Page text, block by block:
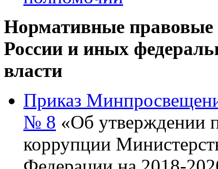
Нормативные
России и иных
власти
Приказ
№ 8 «Об утверждении
коррупции